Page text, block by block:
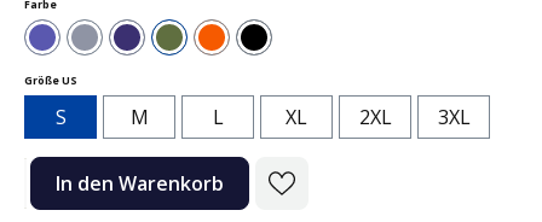
Farbeauswählen
BlauGrauNavyOlivgrün
OrangeSchwarz
Größe US
S M L XL 2XL 3XL
Produkt Anzahl: Gib den gewünschten Wert ein oder benutze die
In den Warenkorb